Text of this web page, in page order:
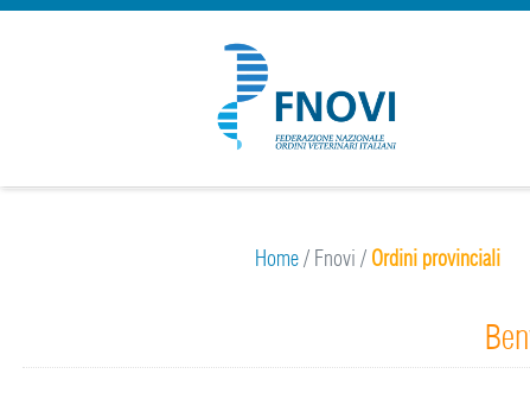
Home/ Fnovi / Ordini provinciali